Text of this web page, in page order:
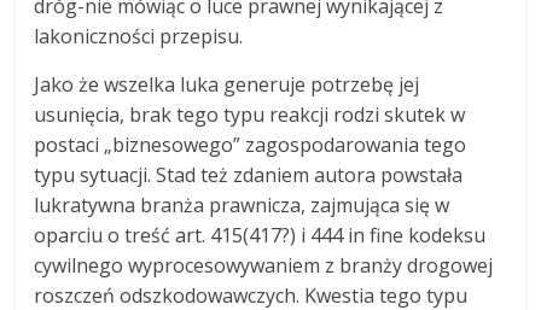
dróg-nie mówiąc o luce prawnej wynikającej z
lakoniczności przepisu.
Jako że wszelka luka generuje potrzebę jej
usunięcia, brak tego typu reakcji rodzi skutek w
postaci „biznesowego” zagospodarowania tego
typu sytuacji. Stad też zdaniem autora powstała
lukratywna branża prawnicza, zajmująca się w
oparciu o treść art. 415(417?) i 444 in fine kodeksu
cywilnego wyprocesowywaniem z branży drogowej
roszczeń odszkodowawczych. Kwestia tego typu